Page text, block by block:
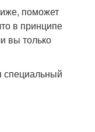
поможет
в принципе
вы только
специальный